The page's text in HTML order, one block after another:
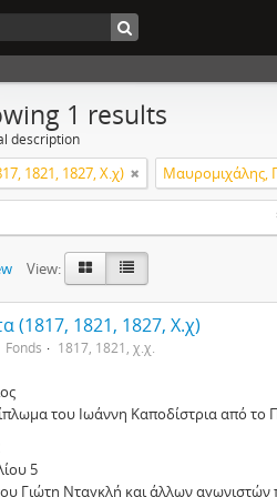
1 results
description
1821, 1827, Χ.χ) Μαυρομιχάλης,
View:
(1817, 1821, 1827, Χ.χ)
Fonds 1817, 1821, χ.χ.
του Ιωάννη Καποδίστρια από το
5
Γιώτη Νταγκλή και άλλων